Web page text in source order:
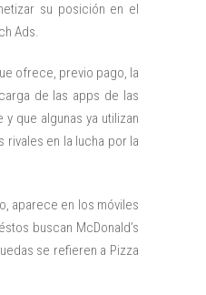
su posición en el
Ads.
ofrece, previo pago, la
de las apps de las
que algunas ya utilizan
rivales en la lucha por la
aparece en los móviles
buscan McDonald’s
se refieren a Pizza